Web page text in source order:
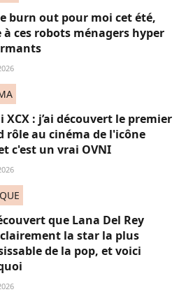
burn out pour moi cet été,
à ces robots ménagers hyper
XCX : j’ai découvert le premier
rôle au cinéma de l'icône
c'est un vrai OVNI
que Lana Del Rey
la star la plus
de la pop, et voici